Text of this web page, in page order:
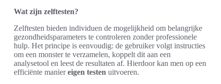
Wat zijn zelftesten?
Zelftesten bieden individuen de mogelijkheid om belangrijke
gezondheidsparameters te controleren zonder professionele
hulp. Het principe is eenvoudig: de gebruiker volgt instructies
om een monster te verzamelen, koppelt dit aan een
analysetool en leest de resultaten af. Hierdoor kan men op een
efficiënte maniereigen testen uitvoeren.